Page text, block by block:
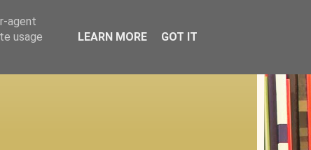
agent
usage
LEARN MORE GOT IT